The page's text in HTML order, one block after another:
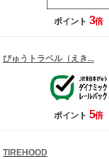
ポイント 3倍
びゅうトラベル（えき...
ポイント 5倍
TIREHOOD